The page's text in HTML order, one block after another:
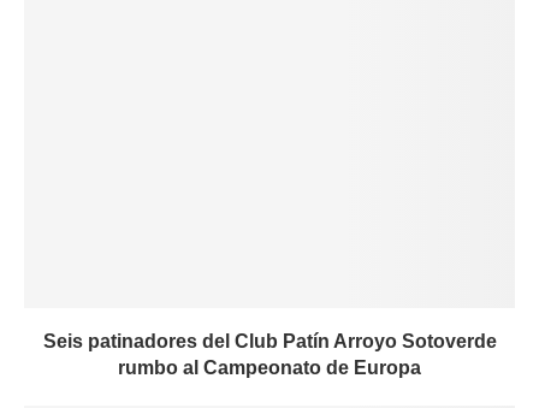
Seis patinadores del Club Patín Arroyo Sotoverde
rumbo al Campeonato de Europa